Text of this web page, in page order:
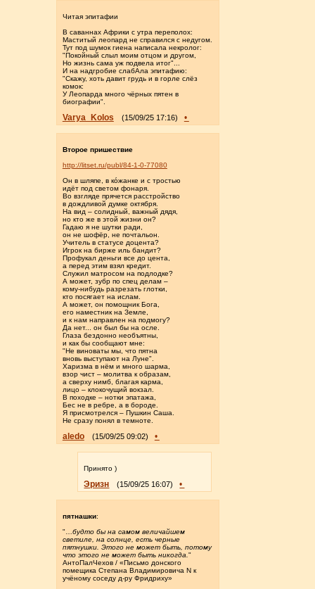
Читая эпитафии
В саваннах Африки с утра переполох:
Маститый леопард не справился с недугом.
Тут под шумок гиена написала некролог:
"Покойный слыл моим отцом и другом,
Но жизнь сама уж подвела итог"...
И на надгробие слабАла эпитафию:
"Скажу, хоть давит грудь и в горле слёз
комок:
У Леопарда много чёрных пятен в
биографии".
Varya_Kolos (15/09/25 17:16) •
Второе пришествие
http://litset.ru/publ/84-1-0-77080
Он в шляпе, в ко́жанке и с тростью
идёт под светом фонаря.
Во взгляде прячется расстройство
в дождливой думке октября.
На вид – солидный, важный дядя,
но кто же в этой жизни он?
Гадаю я не шутки ради,
он не шофёр, не почтальон.
Учитель в статусе доцента?
Игрок на бирже иль бандит?
Профукал деньги все до цента,
а перед этим взял кредит.
Служил матросом на подлодке?
А может, зубр по спец делам –
кому-нибудь разрезать глотки,
кто посягает на ислам.
А может, он помощник Бога,
его наместник на Земле,
и к нам направлен на подмогу?
Да нет... он был бы на осле.
Глаза бездонно необъятны,
и как бы сообщают мне:
"Не виноваты мы, что пятна
вновь выступают на Луне".
Харизма в нём и много шарма,
взор чист – молитва к образам,
а сверху нимб, благая карма,
лицо – клокочущий вокзал.
В походке – нотки эпатажа,
Бес не в ребре, а в бороде.
Я присмотрелся – Пушкин Саша.
Не сразу понял в темноте.
aledo (15/09/25 09:02) •
Принято )
Эризн (15/09/25 16:07) •
пятнашки:
"… будто бы на самом величайшем
светиле, на солнце, есть черные
пятнушки. Этого не может быть, потому
что этого не может быть никогда. "
АнтоПалЧехов / «Письмо донского
помещика Степана Владимировича N к
учёному соседу д-ру Фридриху»